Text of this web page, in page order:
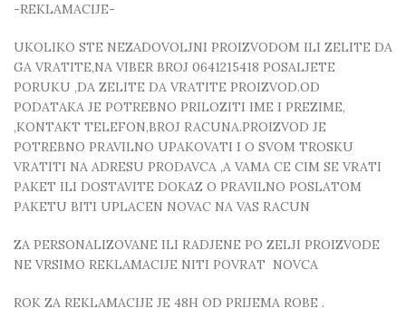
-REKLAMACIJE-
UKOLIKO STE NEZADOVOLJNI PROIZVODOM ILI ZELITE DA
GA VRATITE,NA VIBER BROJ 0641215418 POSALJETE
PORUKU ,DA ZELITE DA VRATITE PROIZVOD.OD
PODATAKA JE POTREBNO PRILOZITI IME I PREZIME,
,KONTAKT TELEFON,BROJ RACUNA.PROIZVOD JE
POTREBNO PRAVILNO UPAKOVATI I O SVOM TROSKU
VRATITI NA ADRESU PRODAVCA ,A VAMA CE CIM SE VRATI
PAKET ILI DOSTAVITE DOKAZ O PRAVILNO POSLATOM
PAKETU BITI UPLACEN NOVAC NA VAS RACUN
ZA PERSONALIZOVANE ILI RADJENE PO ZELJI PROIZVODE
NE VRSIMO REKLAMACIJE NITI POVRAT NOVCA
ROK ZA REKLAMACIJE JE 48H OD PRIJEMA ROBE .